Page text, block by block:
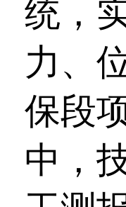
统，
力、
保段
中，